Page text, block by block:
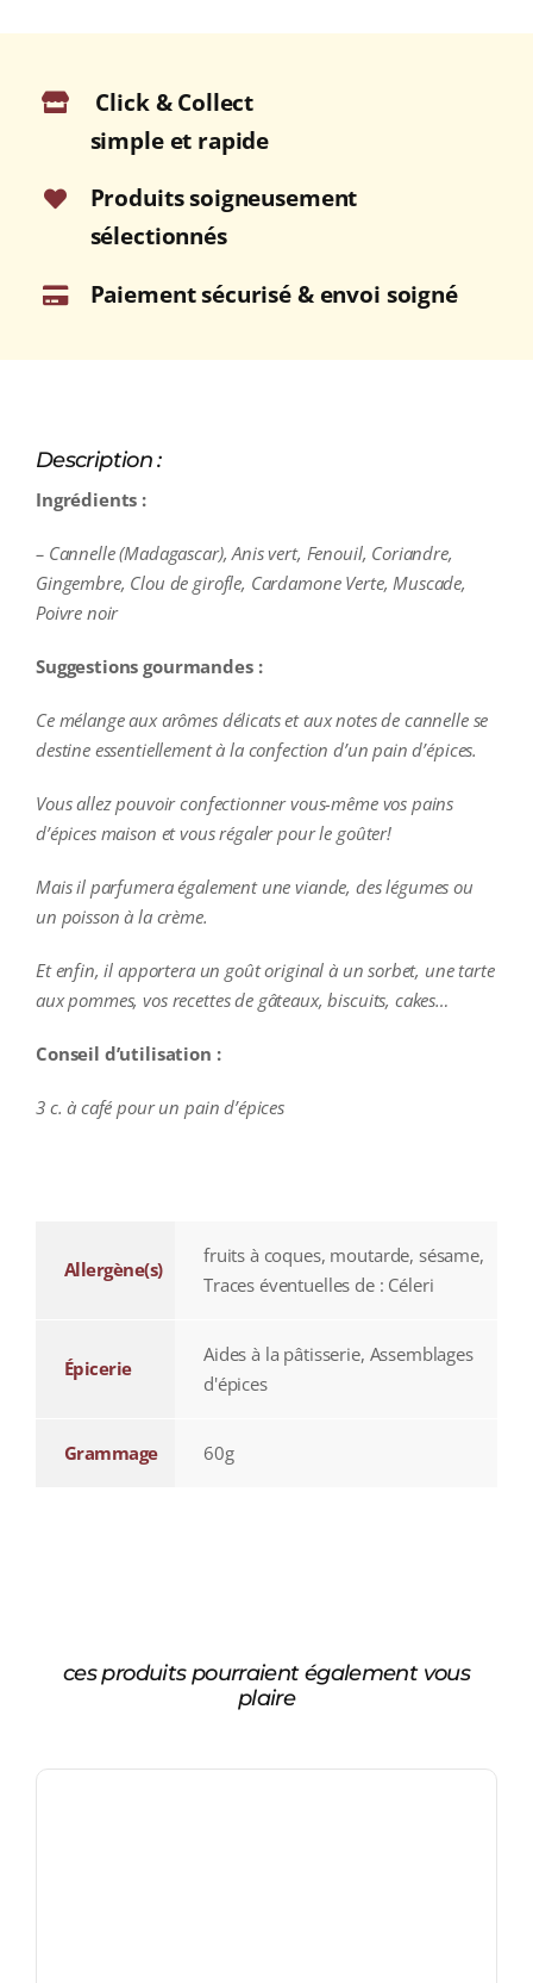
Click & Collect
simple et rapide
Produits soigneusement
sélectionnés
Paiement sécurisé & envoi soigné
Description :
Ingrédients :
– Cannelle (Madagascar), Anis vert, Fenouil, Coriandre,
Gingembre, Clou de girofle, Cardamone Verte, Muscade,
Poivre noir
Suggestions gourmandes :
Ce mélange aux arômes délicats et aux notes de cannelle se
destine essentiellement à la confection d’un pain d’épices.
Vous allez pouvoir confectionner vous-même vos pains
d’épices maison et vous régaler pour le goûter!
Mais il parfumera également une viande, des légumes ou
un poisson à la crème.
Et enfin, il apportera un goût original à un sorbet, une tarte
aux pommes, vos recettes de gâteaux, biscuits, cakes…
Conseil d’utilisation :
3 c. à café pour un pain d’épices
Allergène(s)
fruits à coques, moutarde, sésame,
Traces éventuelles de : Céleri
Épicerie
Aides à la pâtisserie, Assemblages
d'épices
Grammage 60g
ces produits pourraient également vous
plaire